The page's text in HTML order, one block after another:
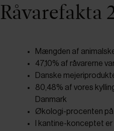
Råvarefakta
Mængden af
47,10% af råvarerne
Danske
80,48% af vores
Danmark
Økologi-procenten på
I kantine-konceptet